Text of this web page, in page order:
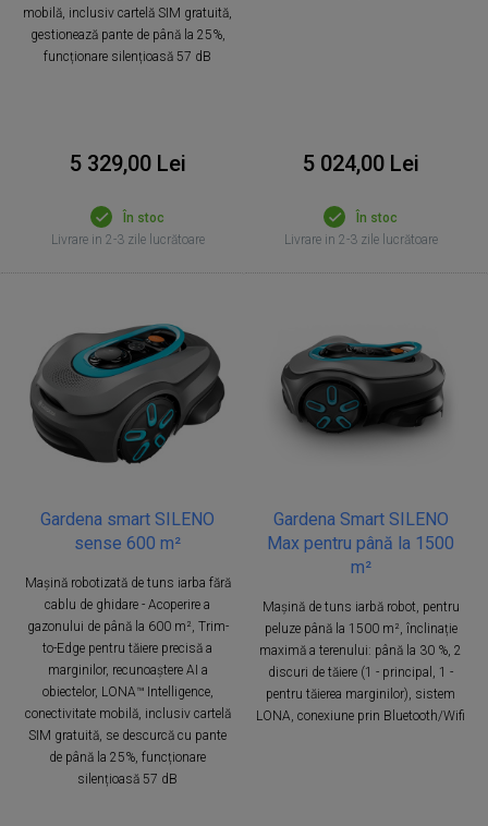
mobilă, inclusiv cartelă SIM gratuită,
gestionează pante de până la 25%,
funcționare silențioasă 57 dB
5 329,00 Lei
În stoc
Livrare in 2-3 zile lucrătoare
5 024,00 Lei
În stoc
Livrare in 2-3 zile lucrătoare
Gardena smart SILENO
sense 600 m²
Mașină robotizată de tuns iarba fără
cablu de ghidare - Acoperire a
gazonului de până la 600 m², Trim-
to-Edge pentru tăiere precisă a
marginilor, recunoaștere AI a
obiectelor, LONA™ Intelligence,
conectivitate mobilă, inclusiv cartelă
SIM gratuită, se descurcă cu pante
de până la 25%, funcționare
silențioasă 57 dB
Gardena Smart SILENO
Max pentru până la 1500
m²
Mașină de tuns iarbă robot, pentru
peluze până la 1500 m², înclinație
maximă a terenului: până la 30 %, 2
discuri de tăiere (1 - principal, 1 -
pentru tăierea marginilor), sistem
LONA, conexiune prin Bluetooth/Wifi